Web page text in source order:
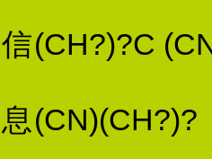
信
息
(CH?)?C
(CN)(CH?)?